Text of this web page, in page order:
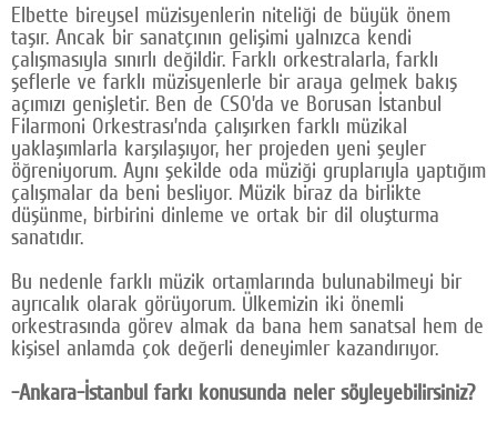
Elbette bireysel müzisyenlerin niteliği de büyük önem
taşır. Ancak bir sanatçının gelişimi yalnızca kendi
çalışmasıyla sınırlı değildir. Farklı orkestralarla, farklı
şeflerle ve farklı müzisyenlerle bir araya gelmek bakış
açımızı genişletir. Ben de CSO’da ve Borusan İstanbul
Filarmoni Orkestrası’nda çalışırken farklı müzikal
yaklaşımlarla karşılaşıyor, her projeden yeni şeyler
öğreniyorum. Aynı şekilde oda müziği gruplarıyla yaptığım
çalışmalar da beni besliyor. Müzik biraz da birlikte
düşünme, birbirini dinleme ve ortak bir dil oluşturma
sanatıdır.
Bu nedenle farklı müzik ortamlarında bulunabilmeyi bir
ayrıcalık olarak görüyorum. Ülkemizin iki önemli
orkestrasında görev almak da bana hem sanatsal hem de
kişisel anlamda çok değerli deneyimler kazandırıyor.
-Ankara-İstanbul farkı konusunda neler söyleyebilirsiniz?